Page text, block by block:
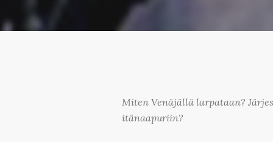
Miten Venäjällä larpataan?
itänaapuriin?